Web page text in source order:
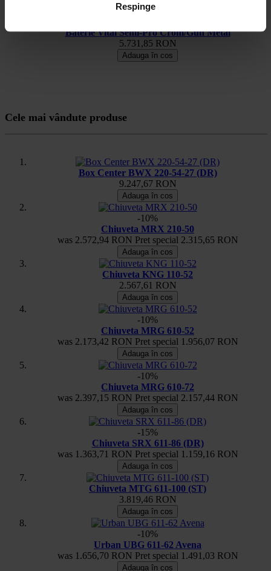
Respinge
Adauga în cos
Baterie Vital Semi-Pro Crom/Gun Metal
5.731,85 RON
Adauga în cos
Cele mai vândute produse
Box Center BWX 220-54-27 (DR)
9.247,67 RON
Adauga în cos
-10%
Chiuveta MRX 210-50
was 2.572,94 RON Pret special 2.315,65 RON
Adauga în cos
Chiuveta KNG 110-52
2.567,61 RON
Adauga în cos
-10%
Chiuveta MRG 610-52
was 2.173,42 RON Pret special 1.956,07 RON
Adauga în cos
-10%
Chiuveta MRG 610-72
was 2.397,15 RON Pret special 2.157,44 RON
Adauga în cos
-15%
Chiuveta SRX 611-86 (DR)
was 1.363,71 RON Pret special 1.159,16 RON
Adauga în cos
Chiuveta MTG 611-100 (ST)
3.819,46 RON
Adauga în cos
-10%
Urban UBG 611-62 Avena
was 1.656,70 RON Pret special 1.491,03 RON
Adauga în cos